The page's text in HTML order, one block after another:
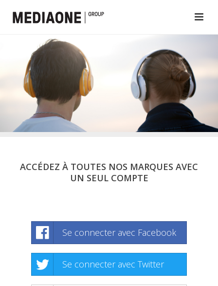
ACCÉDEZ À TOUTES NOS MARQUES AVEC
UN SEUL COMPTE
Se connecter avec Facebook
Se connecter avec Twitter